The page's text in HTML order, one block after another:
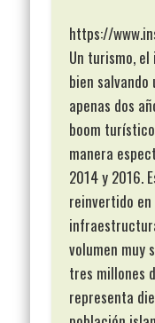
https://
Un turismo,
bien
apenas dos
boom
manera
2014 y 2016.
reinvertido
volumen muy
tres millones
representa